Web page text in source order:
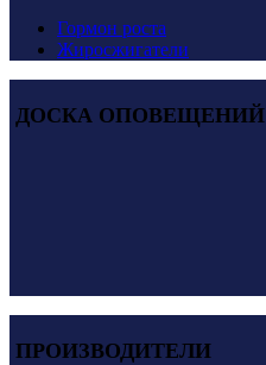
Гормон роста
Жиросжигатели
ДОСКА ОПОВЕЩЕНИЙ
ПРОИЗВОДИТЕЛИ